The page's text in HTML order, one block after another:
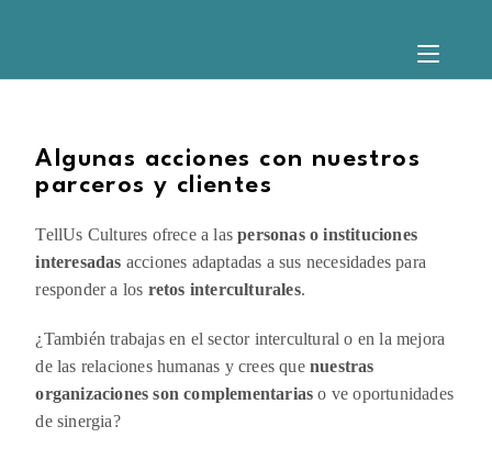
Algunas acciones con nuestros
parceros y clientes
TellUs Cultures ofrece a laspersonas o instituciones
interesadas acciones adaptadas a sus necesidades para
responder a los retos interculturales.
¿También trabajas en el sector intercultural o en la mejora
de las relaciones humanas y crees quenuestras
organizaciones son complementarias o ve oportunidades
de sinergia?